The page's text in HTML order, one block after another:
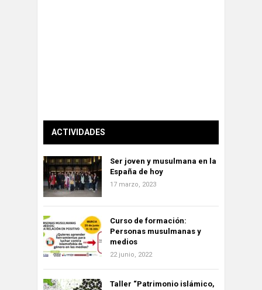
ACTIVIDADES
Ser joven y musulmana en la
España de hoy
17 marzo, 2023
Curso de formación:
Personas musulmanas y
medios
22 junio, 2022
Taller “Patrimonio islámico,